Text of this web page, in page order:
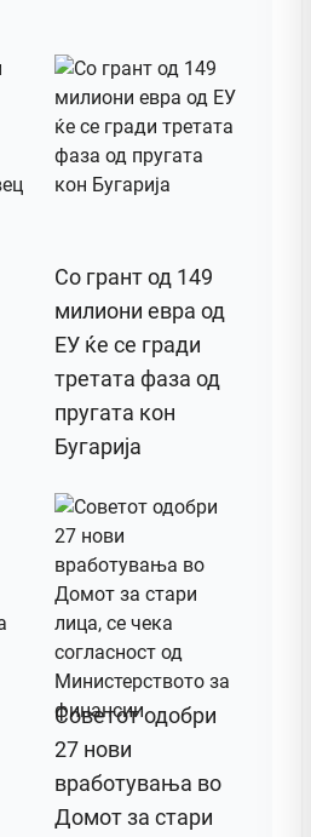
Со грант од 149
милиони евра од
ЕУ ќе се гради
третата фаза од
пругата кон
Бугарија
Советот одобри
27 нови
вработувања во
Домот за стари